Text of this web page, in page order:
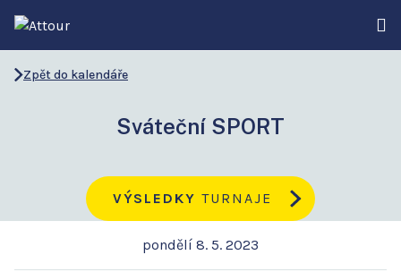
Zpět do kalendáře
Sváteční SPORT
VÝSLEDKY TURNAJE
pondělí 8. 5. 2023